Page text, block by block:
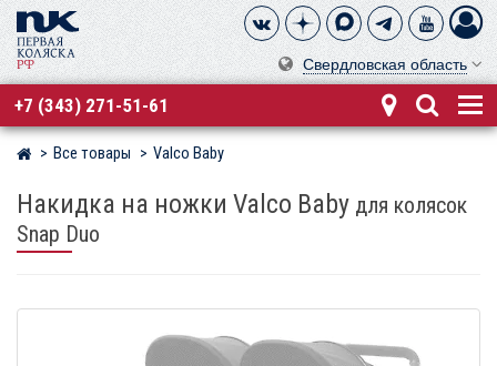
Свердловская область
+7 (343) 271-51-61
Магазин детских колясок
Все товары Valco Baby
Накидка на ножки Valco Baby для колясок
Snap Duo